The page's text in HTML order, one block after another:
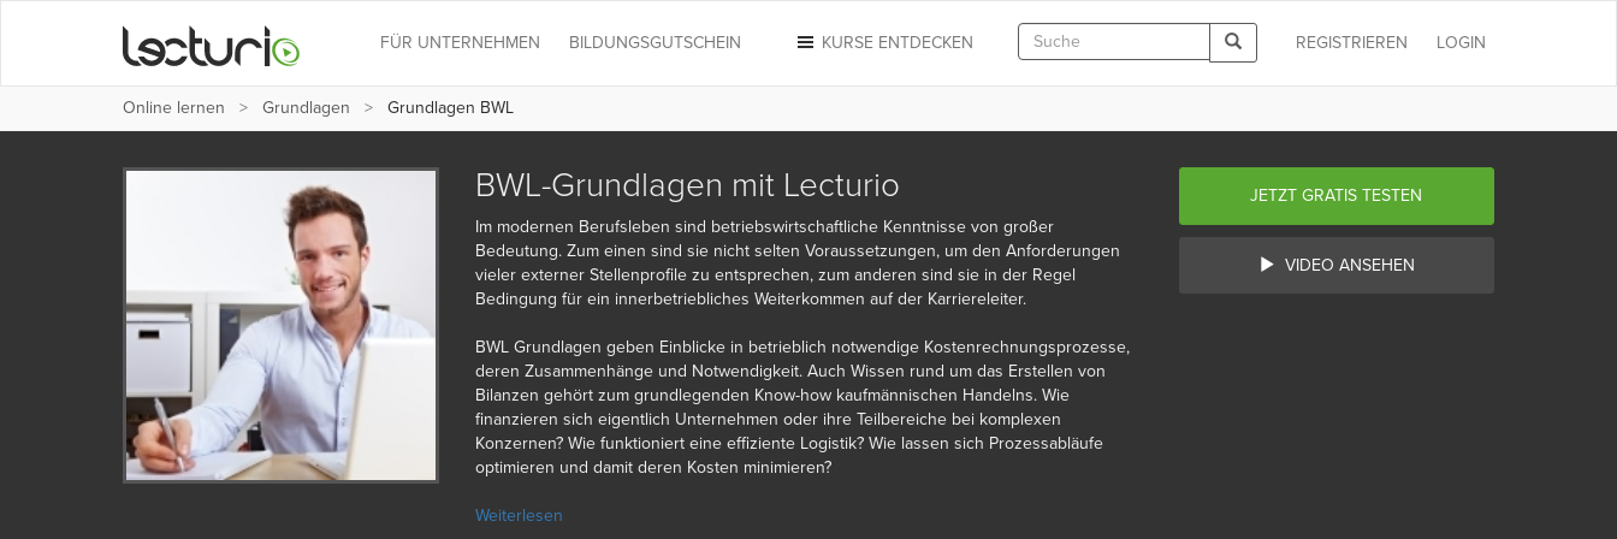
LOGIN
REGISTRIEREN
KURSE ENTDECKEN
FÜR UNTERNEHMEN BILDUNGSGUTSCHEIN
Online lernen Grundlagen Grundlagen BWL
BWL-Grundlagen mit Lecturio
Im modernen Berufsleben sind betriebswirtschaftliche Kenntnisse von großer
Bedeutung. Zum einen sind sie nicht selten Voraussetzungen, um den Anforderungen
vieler externer Stellenprofile zu entsprechen, zum anderen sind sie in der Regel
Bedingung für ein innerbetriebliches Weiterkommen auf der Karriereleiter.
BWL Grundlagen geben Einblicke in betrieblich notwendige Kostenrechnungsprozesse,
deren Zusammenhänge und Notwendigkeit. Auch Wissen rund um das Erstellen von
Bilanzen gehört zum grundlegenden Know-how kaufmännischen Handelns. Wie
finanzieren sich eigentlich Unternehmen oder ihre Teilbereiche bei komplexen
Konzernen? Wie funktioniert eine effiziente Logistik? Wie lassen sich Prozessabläufe
optimieren und damit deren Kosten minimieren?
Einerseits lassen sich BWL Grundlagen einfach berufsbegleitend erlernen – ganz
Weiterlesen
JETZT GRATIS TESTEN
VIDEO ANSEHEN